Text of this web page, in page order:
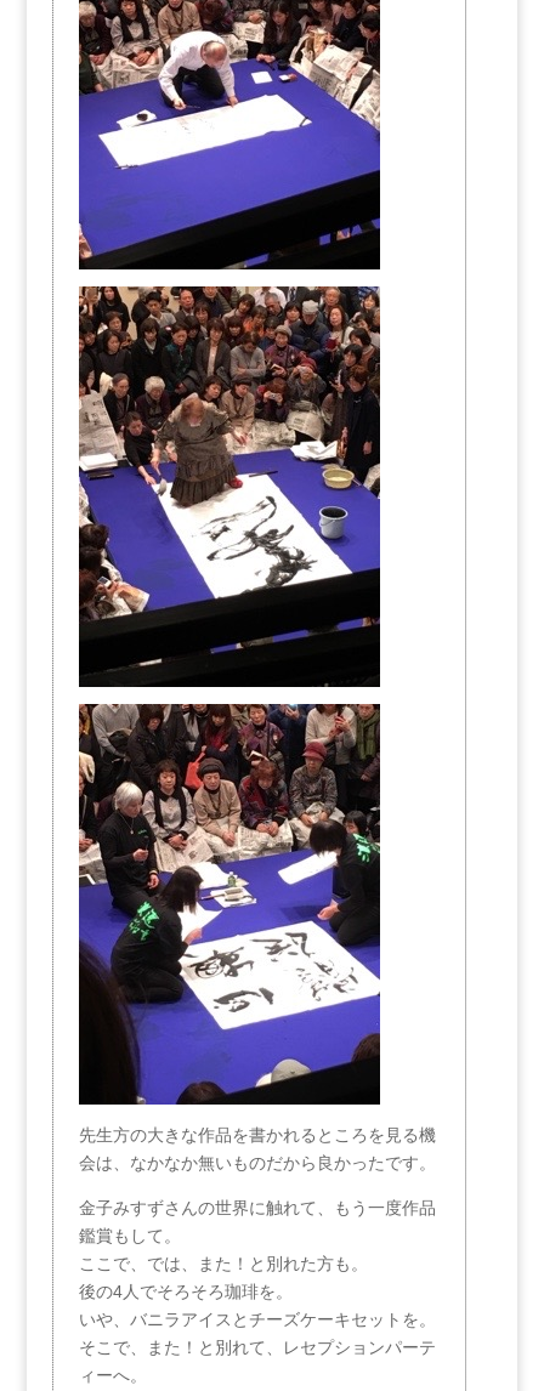
先生方の大きな作品を書かれるところを見る機
会は、なかなか無いものだから良かったです。
金子みすずさんの世界に触れて、もう一度作品
鑑賞もして。
ここで、では、また！と別れた方も。
後の4人でそろそろ珈琲を。
いや、バニラアイスとチーズケーキセットを。
そこで、また！と別れて、レセプションパーテ
ィーへ。